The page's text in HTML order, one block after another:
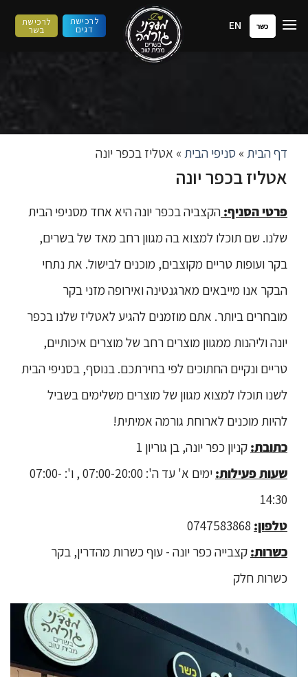
לתוכן
כשר EN לרכישת
דגים
לרכישת
בשר
דף הבית » סניפי הבית » אטליז בכפר יונה
אטליז בכפר יונה
פרטי הסניף: הקצביה בכפר יונה היא אחד מסניפי הבית
שלנו. שם תוכלו למצוא בה מגוון רחב מאד של בשרים,
בקר ועופות טריים מקוצבים, מוכנים לבישול. את נתחי
הבקר אנו מייבאים מארגנטינה ואירופה מזני בקר
מובחרים ביותר. אתם מוזמנים להגיע לאטליז שלנו בכפר
יונה וליהנות ממגוון מוצרים רחב של מוצרים איכותיים,
טריים ונקיים החתוכים לפי בחירתכם. בנוסף, בסניפי הבית
לשנו תוכלו למצוא מגוון של מוצרים משלימים בשביל
להיות מוכנים לארוחת גורמה אמיתית!
כתובת: קניון כפר יונה, בן גוריון 1
שעות פעילות:
ימים א' עד ה': 07:00-20:00 , ו': 07:00-
14:30
טלפון:
כשרות: קצבייה כפר יונה - עוף כשרות מהדרין, בקר
כשרות חלק